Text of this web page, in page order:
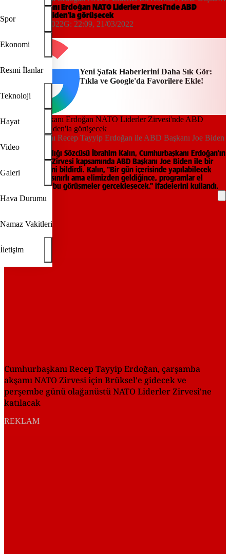
Spor
Ekonomi
Resmi İlanlar
Teknoloji
Hayat
Video
Galeri
Hava Durumu
Namaz Vakitleri
İletişim
Joe Biden'la görüşecek
Cumhurbaşkanı Erdoğan NATO Liderler Zirvesi'nde ABD
Başkanı Joe Biden'la görüşecek
21:53, 21/03/2022G: 22:09, 21/03/2022
Yeni Şafak Haberlerini Daha Sık Gör:
Tıkla ve Google'da Favorilere Ekle!
Cumhurbaşkanı Recep Tayyip Erdoğan ile ABD Başkanı Joe Biden
Cumhurbaşkanlığı Sözcüsü İbrahim Kalın, Cumhurbaşkanı Erdoğan'ın
NATO Liderler Zirvesi kapsamında ABD Başkanı Joe Biden ile bir
araya geleceğini bildirdi. Kalın, "Bir gün içerisinde yapılabilecek
toplantı sayısı sınırlı ama elimizden geldiğince, programlar el
verdiği ölçüde bu görüşmeler gerçekleşecek." ifadelerini kullandı.
Cumhurbaşkanı Recep Tayyip Erdoğan, çarşamba
akşamı NATO Zirvesi için Brüksel'e gidecek ve
perşembe günü olağanüstü NATO Liderler Zirvesi'ne
katılacak
REKLAM